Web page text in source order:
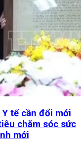
tế cần đổi mới
chăm sóc sức
mới